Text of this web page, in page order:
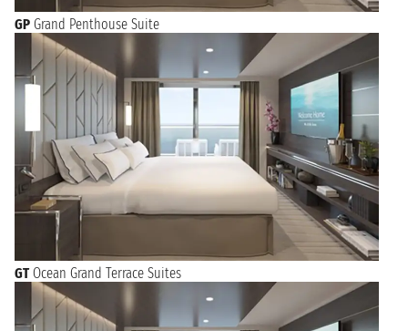
GP Grand Penthouse Suite
GT Ocean Grand Terrace Suites